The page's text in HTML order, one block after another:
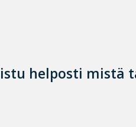
helposti mistä